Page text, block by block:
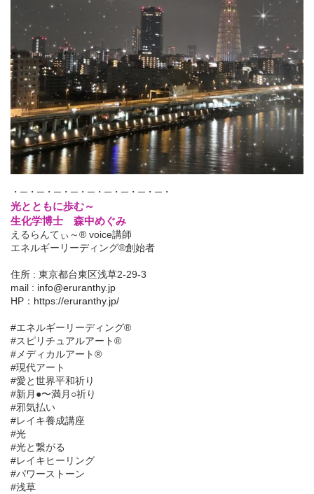
・─・─・─・─・─・─・─・─・─・
光とともに歩む～
生化学博士 森中めぐみ
えるらんてぃ～® voice講師
エネルギーリーディング®創始者
住所 : 東京都台東区浅草2-29-3
mail : info@eruranthy.jp
HP： https://eruranthy.jp/
#エネルギーリーディング®︎
#スピリチュアルアート®︎
#メディカルアート®︎
#現代アート
#愛と世界平和祈り
#新月●〜満月○祈り
#邪気払い
#レイキ養成講座
#光
#光と繋がる
#レイキヒーリング
#パワーストーン
#浅草